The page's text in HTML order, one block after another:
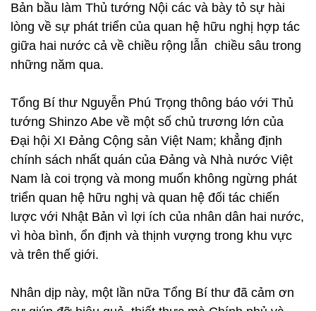
Bản bầu làm Thủ tướng Nội các và bày tỏ sự hài
lòng về sự phát triển của quan hệ hữu nghị hợp tác
giữa hai nước cả về chiều rộng lẫn chiều sâu trong
những năm qua.
Tổng Bí thư Nguyễn Phú Trọng thông báo với Thủ
tướng Shinzo Abe về một số chủ trương lớn của
Đại hội XI Đảng Cộng sản Việt Nam; khẳng định
chính sách nhất quán của Đảng và Nhà nước Việt
Nam là coi trọng và mong muốn không ngừng phát
triển quan hệ hữu nghị và quan hệ đối tác chiến
lược với Nhật Bản vì lợi ích của nhân dân hai nước,
vì hòa bình, ổn định và thịnh vượng trong khu vực
và trên thế giới.
Nhân dịp này, một lần nữa Tổng Bí thư đã cảm ơn